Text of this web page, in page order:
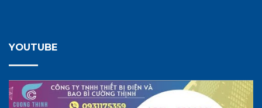
YOUTUBE